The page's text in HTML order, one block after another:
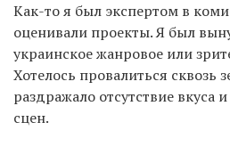
Как-то я был экспертом в
оценивали проекты. Я был
украинское жанровое или
Хотелось провалиться сквозь
раздражало отсутствие вкуса
сцен.